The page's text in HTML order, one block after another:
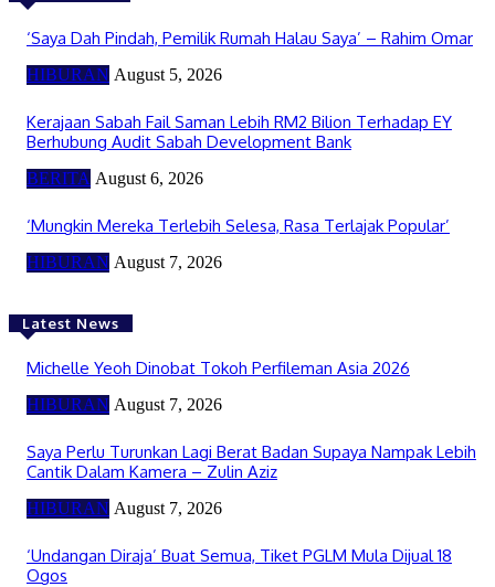
‘Saya Dah Pindah, Pemilik Rumah Halau Saya’ – Rahim Omar
HIBURAN August 5, 2026
Kerajaan Sabah Fail Saman Lebih RM2 Bilion Terhadap EY
Berhubung Audit Sabah Development Bank
BERITA August 6, 2026
‘Mungkin Mereka Terlebih Selesa, Rasa Terlajak Popular’
HIBURAN August 7, 2026
Latest News
Michelle Yeoh Dinobat Tokoh Perfileman Asia 2026
HIBURAN August 7, 2026
Saya Perlu Turunkan Lagi Berat Badan Supaya Nampak Lebih
Cantik Dalam Kamera – Zulin Aziz
HIBURAN August 7, 2026
‘Undangan Diraja’ Buat Semua, Tiket PGLM Mula Dijual 18
Ogos